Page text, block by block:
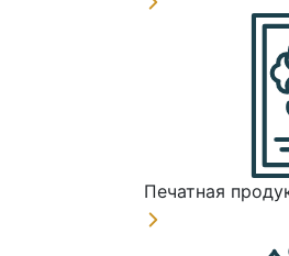
Печатная